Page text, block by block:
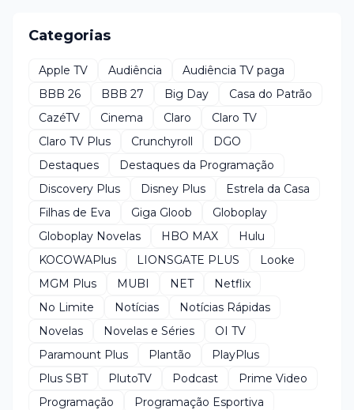
Categorias
Apple TV Audiência
Audiência TV paga
BBB 26
BBB 27 Big Day
Casa do Patrão
CazéTV
Cinema Claro
Claro TV
Claro TV Plus
Crunchyroll
DGO
Destaques
Destaques da Programação
Discovery Plus
Disney Plus
Estrela da Casa
Filhas de Eva
Giga Gloob
Globoplay
Globoplay Novelas
HBO MAX
Hulu
KOCOWAPlus
LIONSGATE PLUS
Looke
MGM Plus
MUBI NET
Netflix
No Limite
Notícias
Notícias Rápidas
Novelas
Novelas e Séries
OI TV
Paramount Plus
Plantão
PlayPlus
Plus SBT
PlutoTV Podcast
Prime Video
Programação
Programação Esportiva